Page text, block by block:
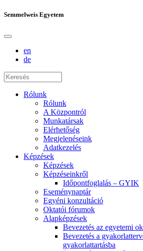
Semmelweis Egyetem
en
de
Rólunk
Rólunk
A Központról
Munkatársak
Elérhetőség
Megjelenéseink
Adatkezelés
Képzések
Képzések
Képzéseinkről
Időpontfoglalás – GYIK
Eseménynaptár
Egyéni konzultáció
Oktatói fórumok
Alapképzések
Bevezetés az egyetemi
Bevezetés a
gyakorlattartásba